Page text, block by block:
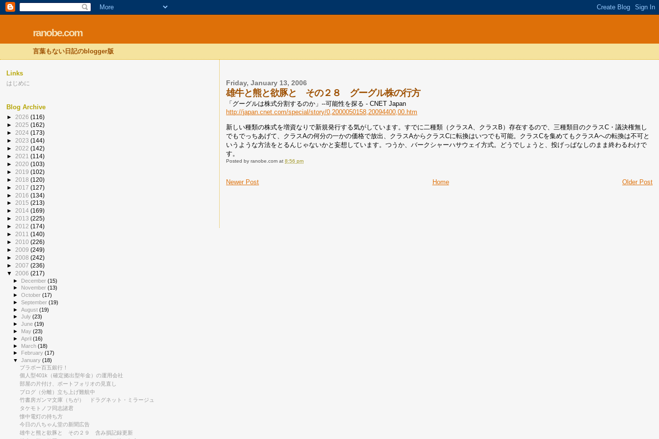
ranobe.com
言葉もない日記のblogger版
Friday, January 13, 2006
雄牛と熊と欲豚と その２８ グーグル株の行方
「グーグルは株式分割するのか」--可能性を探る - CNET Japan
http://japan.cnet.com/special/story/0,2000050158,20094400,00.htm
新しい種類の株式を増資なりで新規発行する気がしています。すでに二種類（クラスA、クラスB）存在するので、三種類目のクラスC・議決権無し
でもでっちあげて、クラスAの何分の一かの価格で放出、クラスAからクラスCに転換はいつでも可能。クラスCを集めてもクラスAへの転換は不可と
いうような方法をとるんじゃないかと妄想しています。つうか、バークシャーハサウェイ方式。どうでしょうと、投げっぱなしのまま終わるわけで
す。
Posted byranobe.com at8:56 pm
Newer Post Older Post
Home
Links
はじめに
Blog Archive
► 2026 (116)
► 2025 (162)
► 2024 (173)
► 2023 (144)
► 2022 (142)
► 2021 (114)
► 2020 (103)
► 2019 (102)
► 2018 (120)
► 2017 (127)
► 2016 (134)
► 2015 (213)
► 2014 (169)
► 2013 (225)
► 2012 (174)
► 2011 (140)
► 2010 (226)
► 2009 (249)
► 2008 (242)
► 2007 (236)
▼ 2006 (217)
► December(15)
►
November(13)
►October(17)
►September(19)
►August(19)
►July(23)
►June(19)
► May(23)
►April(16)
► March(18)
►
February(17)
▼January(18)
ブラボー百五銀行！
個人型401k（確定拠出型年金）の運用会社
部屋の片付け、ポートフォリオの見直し
ブログ（分離）立ち上げ難航中
竹書房ガンマ文庫（ちが） ドラグネット・ミラージュ
タケモトノフ同志諸君
懐中電灯の持ち方
今日の八ちゃん堂の新聞広告
雄牛と熊と欲豚と その２９ 含み損記録更新